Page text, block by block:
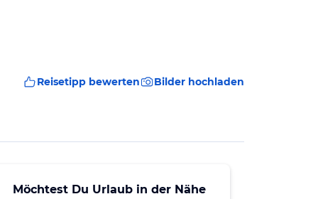
Reisetipp bewerten Bilder hochladen
Möchtest Du Urlaub in der Nähe